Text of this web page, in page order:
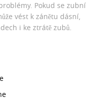
Pokud se zubní
vést k zánětu dásní,
i ke ztrátě zubů.